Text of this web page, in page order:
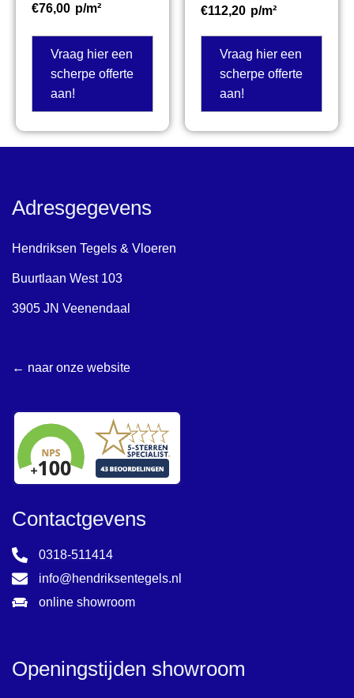
€76,00 p/m²
Vraag hier een
scherpe offerte
aan!
€112,20 p/m²
Vraag hier een
scherpe offerte
aan!
Adresgegevens
Hendriksen Tegels & Vloeren
Buurtlaan West 103
3905 JN Veenendaal
← naar onze website
Contactgevens
0318-511414
info@hendriksentegels.nl
online showroom
Openingstijden showroom